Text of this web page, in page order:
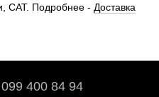
САТ. Подробнее - Доставка
099 400 84 94